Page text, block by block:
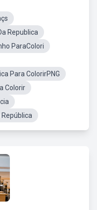
Republica
ParaColori
Para ColorirPNG
Colorir